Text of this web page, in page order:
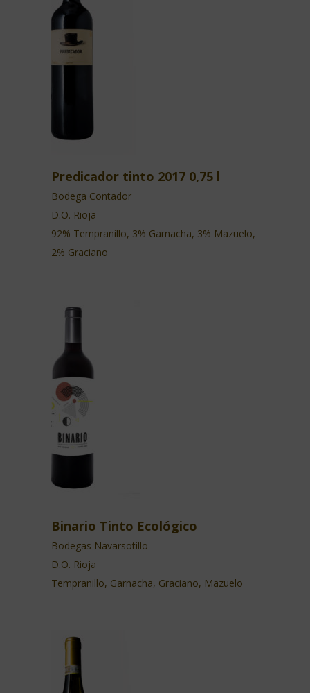
Predicador tinto 2017 0,75 l
Bodega Contador
D.O. Rioja
92% Tempranillo, 3% Garnacha, 3% Mazuelo,
2% Graciano
Binario Tinto Ecológico
Bodegas Navarsotillo
D.O. Rioja
Tempranillo, Garnacha, Graciano, Mazuelo